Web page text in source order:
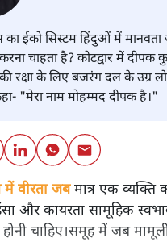
ईको सिस्टम हिंदुओं में मानवता
चाहता है? कोटद्वार में दीपक
रक्षा के लिए बजरंग दल के उग्र
"मेरा नाम मोहम्मद दीपक है।"
वीरता जबमात्र एक व्यक्ति
और कायरता सामूहिक
होनी चाहिए।समूह में जब